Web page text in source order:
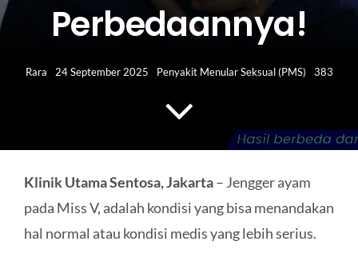
Perbedaannya!
Rara 24 September 2025 Penyakit Menular Seksual (PMS) 383
Klinik Utama Sentosa, Jakarta– Jengger ayam
pada Miss V, adalah kondisi yang bisa menandakan
hal normal atau kondisi medis yang lebih serius.